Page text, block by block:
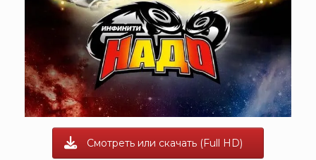
Смотреть или скачать (Full HD)